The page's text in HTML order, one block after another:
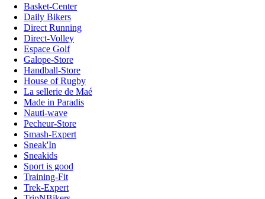
Basket-Center
Daily Bikers
Direct Running
Direct-Volley
Espace Golf
Galope-Store
Handball-Store
House of Rugby
La sellerie de Maé
Made in Paradis
Nauti-wave
Pecheur-Store
Smash-Expert
Sneak'In
Sneakids
Sport is good
Training-Fit
Trek-Expert